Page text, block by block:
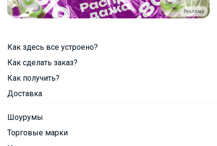
Реклама
Как здесь все устроено?
Как сделать заказ?
Как получить?
Доставка
Шоурумы
Торговые марки